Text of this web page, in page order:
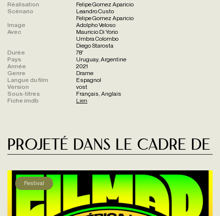
Réalisation
Felipe Gomez Aparicio
Scénario
Leandro Custo
Felipe Gomez Aparicio
Image
Adolpho Veloso
Avec
Mauricio Di Yorio
Umbra Colombo
Diego Starosta
Durée
78'
Pays
Uruguay, Argentine
Année
2021
Genre
Drame
Langue du film
Espagnol
Version
vost
Sous-titres
Français, Anglais
Fiche imdb
Lien
Projeté dans le cadre de
Festival